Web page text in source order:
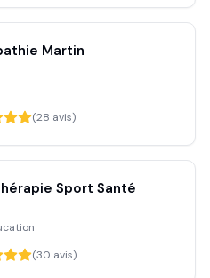
Martin
(28 avis)
Sport Santé
(30 avis)